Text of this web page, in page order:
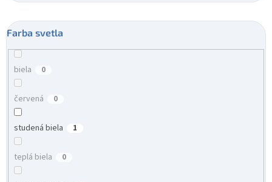
Farba svetla
biela 0
červená 0
studená biela 1
teplá biela 0